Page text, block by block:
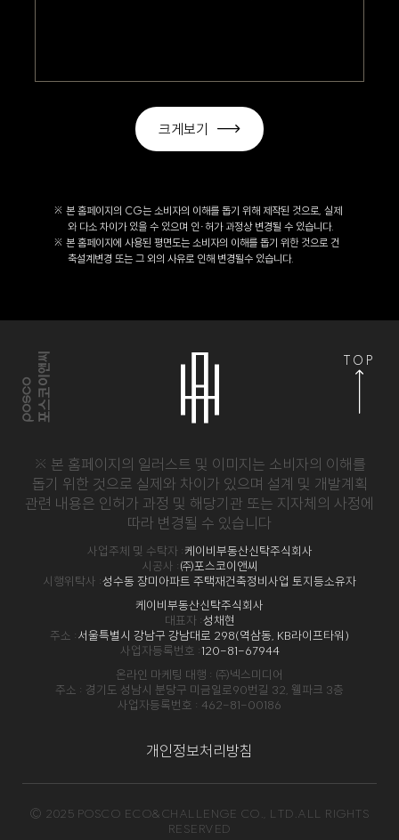
크게보기
※ 본 홈페이지의 CG는 소비자의 이해를 돕기 위해 제작된 것으로, 실제
와 다소 차이가 있을 수 있으며 인·허가 과정상 변경될 수 있습니다.
※ 본 홈페이지에 사용된 평면도는 소비자의 이해를 돕기 위한 것으로 건
축설계변경 또는 그 외의 사유로 인해 변경될수 있습니다.
TOP
※ 본 홈페이지의 일러스트 및 이미지는 소비자의 이해를
돕기 위한 것으로 실제와 차이가 있으며 설계 및 개발계획
관련 내용은 인허가 과정 및 해당기관 또는 지자체의 사정에
따라 변경될 수 있습니다
사업주체 및 수탁자 :케이비부동산신탁주식회사
시공사 :㈜포스코이앤씨
시행위탁사 :성수동 장미아파트 주택재건축정비사업 토지등소유자
케이비부동산신탁주식회사
대표자 :성채현
주소 :서울특별시 강남구 강남대로 298(역삼동, KB라이프타워)
사업자등록번호 :120-81-67944
온라인 마케팅 대행 : ㈜넥스미디어
주소 : 경기도 성남시 분당구 미금일로90번길 32, 웰파크 3층
사업자등록번호 : 462-81-00186
© 2025 POSCO ECO&CHALLENGE CO., LTD.ALL RIGHTS
RESERVED
개인정보처리방침